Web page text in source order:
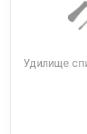
Удилище